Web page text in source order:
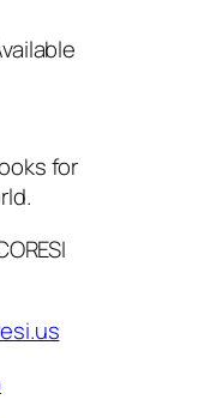
for